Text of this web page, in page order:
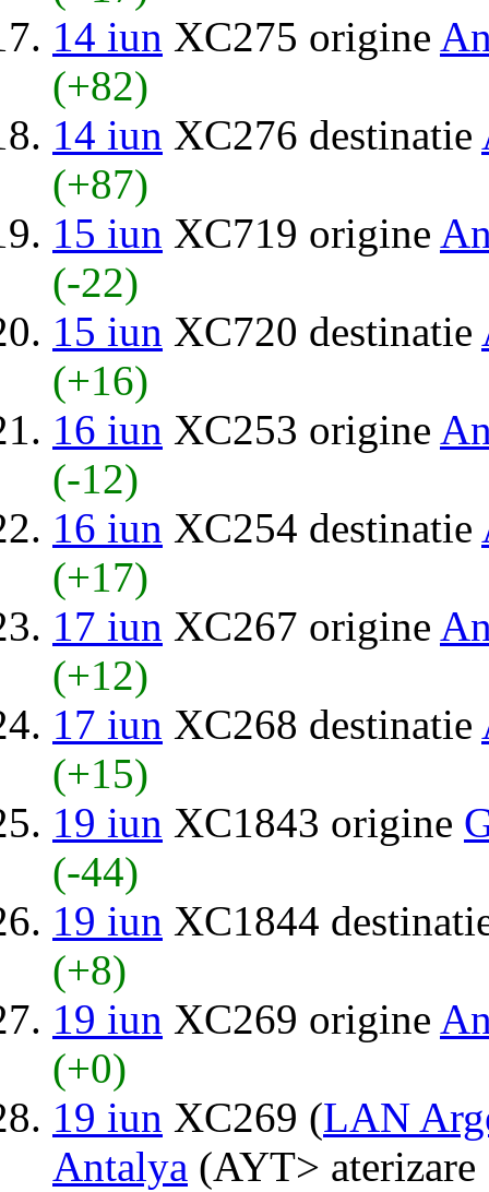
14 iun XC275 origine
(+82)
14 iun XC276 destinatie
(+87)
15 iun XC719 origine
(-22)
15 iun XC720 destinatie
(+16)
16 iun XC253 origine
(-12)
16 iun XC254 destinatie
(+17)
17 iun XC267 origine
(+12)
17 iun XC268 destinatie
(+15)
19 iun XC1843 origine
(-44)
19 iun XC1844
(+8)
19 iun XC269 origine
(+0)
19 iun XC269 (LAN
Antalya (AYT> aterizare